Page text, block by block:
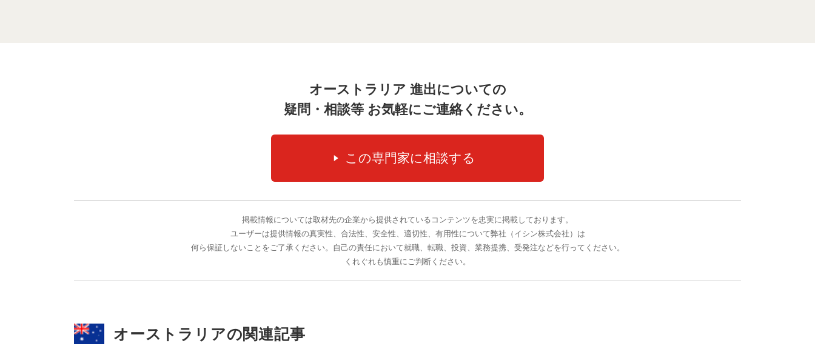
オーストラリア 進出についての
疑問・相談等 お気軽にご連絡ください。
掲載情報については取材先の企業から提供されているコンテンツを忠実に掲載しております。
ユーザーは提供情報の真実性、合法性、安全性、適切性、有用性について弊社（イシン株式会社）は
何ら保証しないことをご了承ください。自己の責任において就職、転職、投資、業務提携、受発注などを行ってください。
くれぐれも慎重にご判断ください。
オーストラリアの関連記事